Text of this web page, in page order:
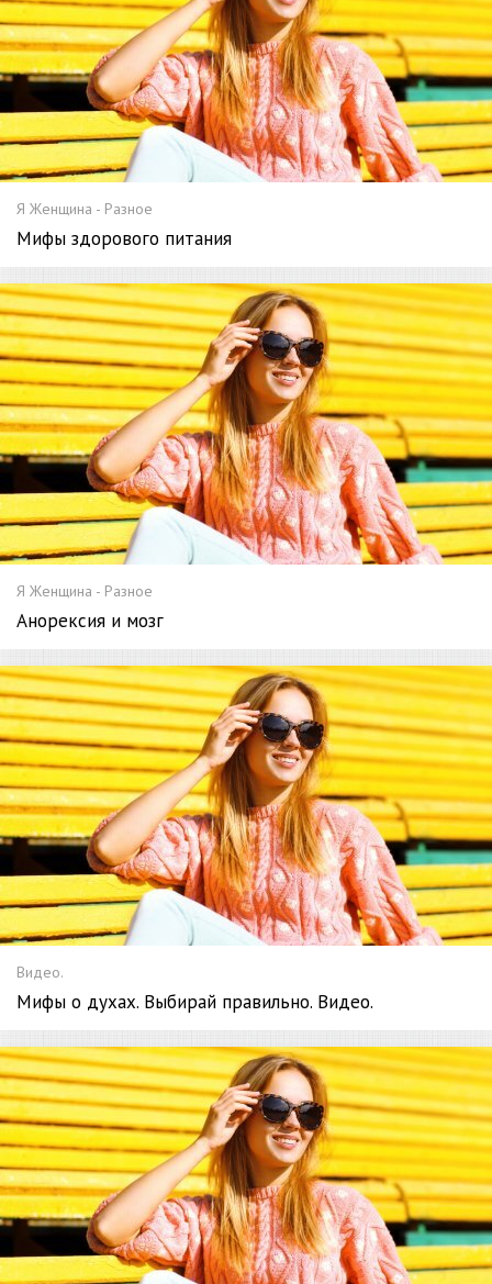
Я Женщина - Разное
Мифы здорового питания
Я Женщина - Разное
Анорексия и мозг
Видео.
Мифы о духах. Выбирай правильно. Видео.